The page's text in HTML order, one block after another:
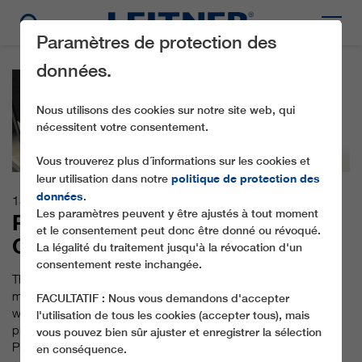
18.04.2018
ROPEWAY WITH SPARKLING
CRYSTAL ROCKS
This superlative joint project is a real highlight on the ropeway
market: For Zermatt Bergbahnen AG, LEITNER ropeways
worked together with Swarovski to produce a very special
premium product: state-of-the-art ropeway technology in
Pininfarina design meets premium crystal finishing, and
Paramètres de protection des
données.
Nous utilisons des cookies sur notre site web, qui
nécessitent votre consentement.
Vous trouverez plus d´informations sur les cookies et
leur utilisation dans notre politique de protection des
données.
Les paramètres peuvent y être ajustés à tout moment
et le consentement peut donc être donné ou révoqué.
La légalité du traitement jusqu'à la révocation d'un
consentement reste inchangée.
FACULTATIF : Nous vous demandons d'accepter
l'utilisation de tous les cookies (accepter tous), mais
vous pouvez bien sûr ajuster et enregistrer la sélection
en conséquence.